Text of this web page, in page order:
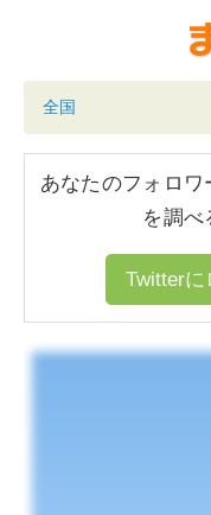
全国
あなたのフォロ
を調べ
Twitterに